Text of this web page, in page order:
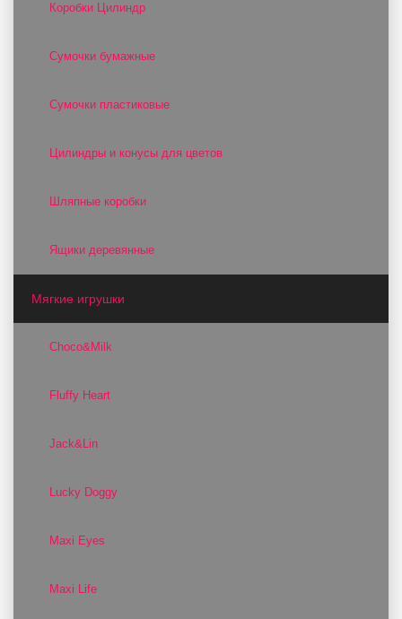
Коробки Цилиндр
Сумочки бумажные
Сумочки пластиковые
Цилиндры и конусы для цветов
Шляпные коробки
Ящики деревянные
Мягкие игрушки
Choco&Milk
Fluffy Heart
Jack&Lin
Lucky Doggy
Maxi Eyes
Maxi Life